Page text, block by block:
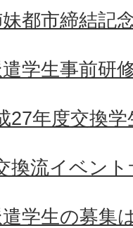
都市締結記
学生事前研
27年度交換
換流イベン
学生の募集